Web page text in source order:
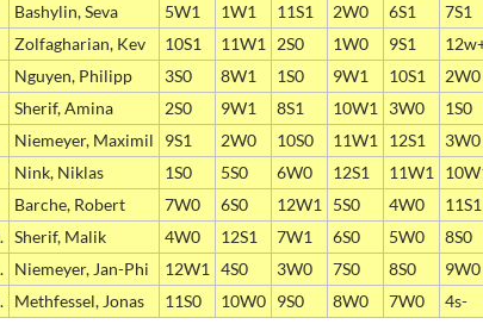
Bashylin, Seva 5W1 1W1 11S1 2W0 6S1 7S1
Zolfagharian, Kev 10S1 11W1 2S0 1W0 9S1
Nguyen, Philipp 3S0 8W1 1S0 9W1 10S1 2W0
Sherif, Amina 2S0 9W1 8S1 10W1 3W0 1S0
Niemeyer, Maximil 9S1 2W0 10S0 11W1 12S1 3W0
Nink, Niklas 1S0 5S0 6W0 12S1 11W1
Barche, Robert 7W0 6S0 12W1 5S0 4W0 11S1
Sherif, Malik 4W0 12S1 7W1 6S0 5W0 8S0
Niemeyer, Jan-Phi 12W1 4S0 3W0 7S0 8S0 9W0
Methfessel, Jonas 11S0 10W0 9S0 8W0 7W0 4s-